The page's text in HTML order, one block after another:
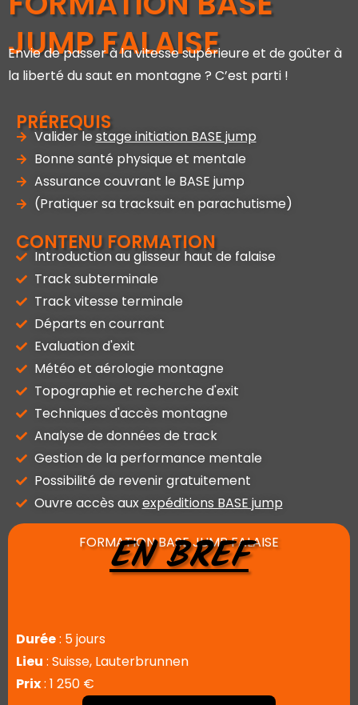
JUMP FALAISE
Envie de passer à la vitesse supérieure et de goûter à
la liberté du saut en montagne ? C’est parti !
PRÉREQUIS
Valider lestage initiation BASE jump
Bonne santé physique et mentale
Assurance couvrant le BASE jump
(Pratiquer sa tracksuit en parachutisme)
CONTENU FORMATION
Introduction au glisseur haut de falaise
Track subterminale
Track vitesse terminale
Départs en courrant
Evaluation d'exit
Météo et aérologie montagne
Topographie et recherche d'exit
Techniques d'accès montagne
Analyse de données de track
Gestion de la performance mentale
Possibilité de revenir gratuitement
Ouvre accès auxexpéditions BASE jump
FORMATION BASE JUMP FALAISE
EN BREF
Durée: 5 jours
Lieu : Suisse, Lauterbrunnen
Prix: 1 250 €